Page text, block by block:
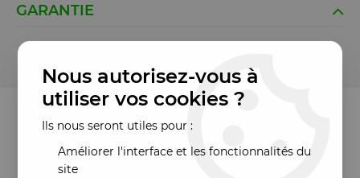
GARANTIE
Cet article est garanti 185 jours à partir de la date de
Nous autorisez-vous à
utiliser vos cookies ?
Ils nous seront utiles pour :
Améliorer l'interface et les fonctionnalités du
site